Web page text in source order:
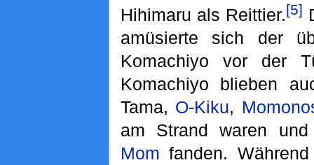
Hihimaru als Reittier.[5]
amüsierte sich der
Komachiyo vor der
Komachiyo blieben
Tama, O-Kiku,
am Strand waren
Mom fanden.